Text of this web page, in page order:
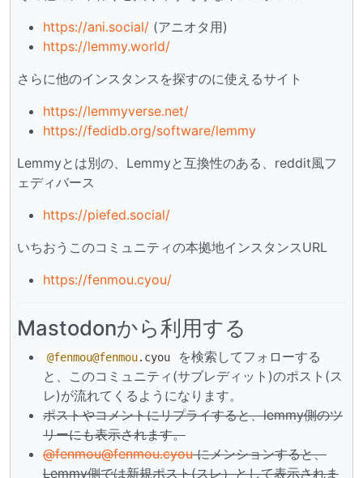
https://ani.social/ (アニオタ用)
https://lemmy.world/
さらに他のインスタンスを探すのに使えるサイト
https://lemmyverse.net/
https://fedidb.org/software/lemmy
Lemmyとは別の、Lemmyと互換性のある、reddit風フ
ェディバース
https://piefed.social/
いちおうこのコミュニティの本拠地インスタンスURL
https://fenmou.cyou/
Mastodonから利用する
@fenmou@fenmou.cyou
を検索してフォローする
と、このコミュニティ(サブレディット)のポスト(ス
レ)が流れてくるようになります。
ポストやコメントにリプライすると、lemmy側のツ
リーにも表示されます。
@fenmou@fenmou.cyouにメンションすると、
Lemmy側では新規ポスト(スレ）として表示されま